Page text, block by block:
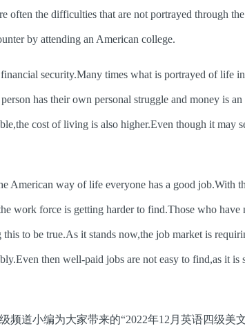
often the difficulties that are not portrayed through
by attending an American college.
security.Many times what is portrayed of life
has their own personal struggle and money is
cost of living is also higher.Even though it may
way of life everyone has a good job.With
work force is getting harder to find.Those who have
to be true.As it stands now,the job market is
then well-paid jobs are not easy to find,as it is
道小编为大家带来的“2022年12月英语四级美文